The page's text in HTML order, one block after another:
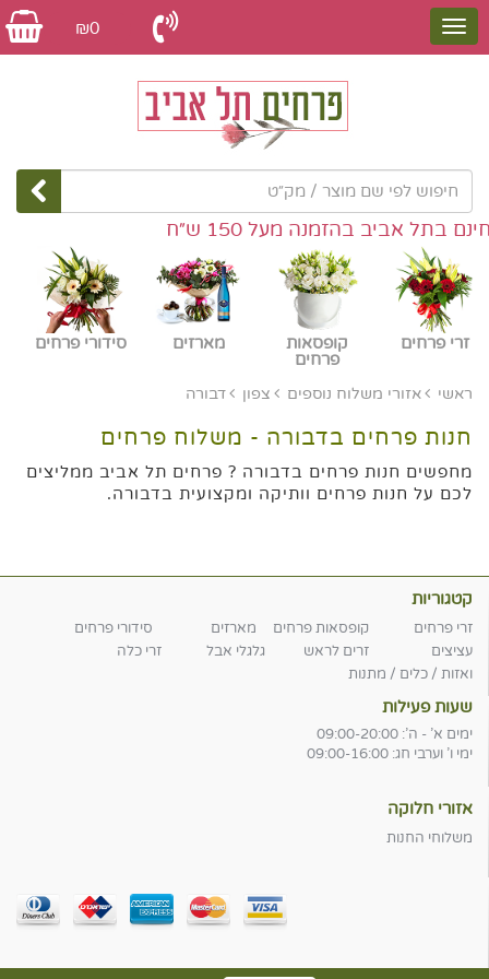
₪0
בתל אביב בהזמנה מעל 150 ש״ח
זרי פרחים
קופסאות
פרחים
מארזים סידורי פרחים
ראשי אזורי משלוח נוספים צפון דבורה
חנות פרחים בדבורה - משלוח פרחים
מחפשים חנות פרחים בדבורה ? פרחים תל אביב ממליצים
לכם על חנות פרחים וותיקה ומקצועית בדבורה.
קטגוריות
זרי פרחים קופסאות פרחים מארזים
סידורי פרחים
עציצים
זרים לראש גלגלי אבל
זרי כלה
ואזות / כלים / מתנות
שעות פעילות
ימים א' - ה': 09:00-20:00
ימי ו' וערבי חג: 09:00-16:00
אזורי חלוקה
משלוחי החנות